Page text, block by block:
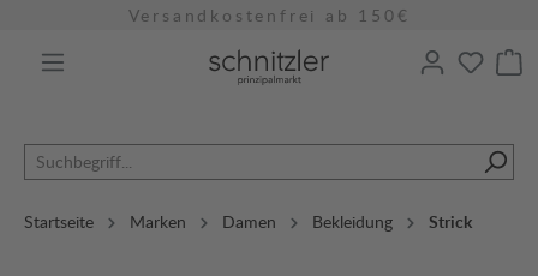
Versandkostenfrei ab 150€
Startseite Marken Damen Bekleidung Strick